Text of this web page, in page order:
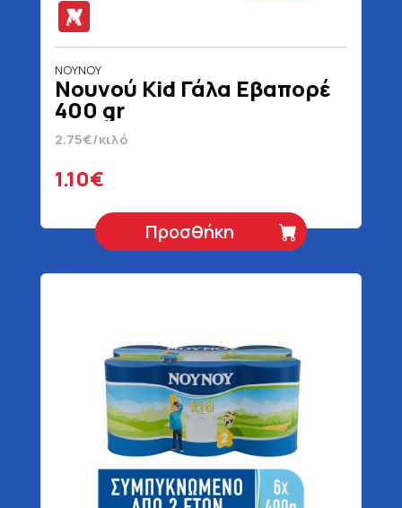
ΝΟΥΝΟΥ
Νουνού Kid Γάλα Εβαπορέ
400 gr
2.75€/κιλό
1.10€
Προσθήκη